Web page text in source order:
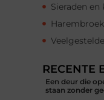
Sieraden
RECENTE
Een deur die
staan zonder